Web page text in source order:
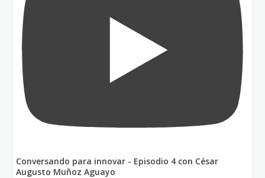
Conversando para innovar - Episodio 4 con César
Augusto Muñoz Aguayo